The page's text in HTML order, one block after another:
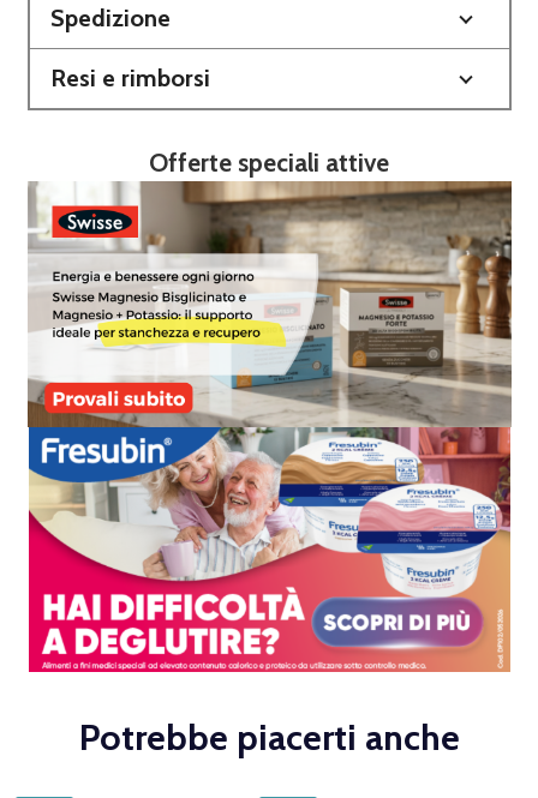
Spedizione
Resi e rimborsi
Offerte speciali attive
Potrebbe piacerti anche